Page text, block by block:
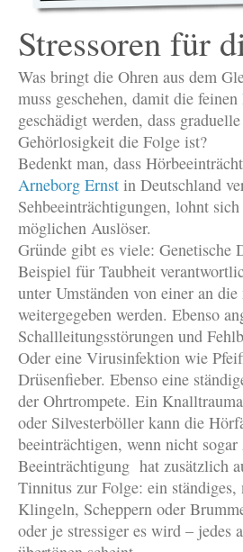
Stressoren für
Was bringt die Ohren aus dem
muss geschehen, damit die feinen
geschädigt werden, dass
Gehörlosigkeit die Folge ist?
Bedenkt man, dass
Arneborg Ernst in Deutschland
Sehbeeinträchtigungen, lohnt
möglichen Auslöser.
Gründe gibt es viele: Genetische
Beispiel für Taubheit
unter Umständen von einer an
weitergegeben werden. Ebenso
Schallleitungsstörungen und
Oder eine Virusinfektion wie
Drüsenfieber. Ebenso eine
der Ohrtrompete. Ein
oder Silvesterböller kann die
beeinträchtigen, wenn nicht
Beeinträchtigung hat zusätzlich
Tinnitus zur Folge: ein ständiges,
Klingeln, Scheppern oder
oder je stressiger es wird – jedes